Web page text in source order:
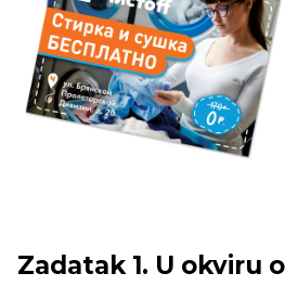
Zadatak 1. U okviru